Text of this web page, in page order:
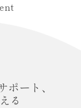
ポート、
る